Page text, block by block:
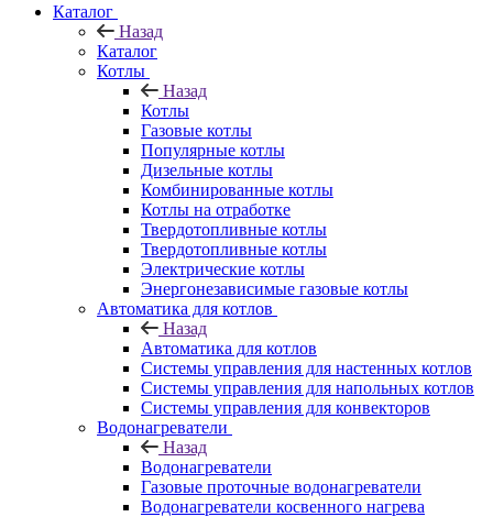
Каталог
Назад
Каталог
Котлы
Назад
Котлы
Газовые котлы
Популярные котлы
Дизельные котлы
Комбинированные котлы
Котлы на отработке
Твердотопливные котлы
Твердотопливные котлы
Электрические котлы
Энергонезависимые газовые котлы
Автоматика для котлов
Назад
Автоматика для котлов
Системы управления для настенных котлов
Системы управления для напольных котлов
Системы управления для конвекторов
Водонагреватели
Назад
Водонагреватели
Газовые проточные водонагреватели
Водонагреватели косвенного нагрева